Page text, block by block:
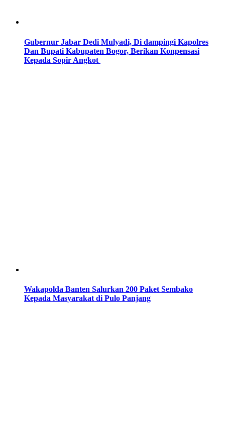
Gubernur Jabar Dedi Mulyadi, Di dampingi Kapolres
Dan Bupati Kabupaten Bogor, Berikan Konpensasi
Kepada Sopir Angkot
Wakapolda Banten Salurkan 200 Paket Sembako
Kepada Masyarakat di Pulo Panjang